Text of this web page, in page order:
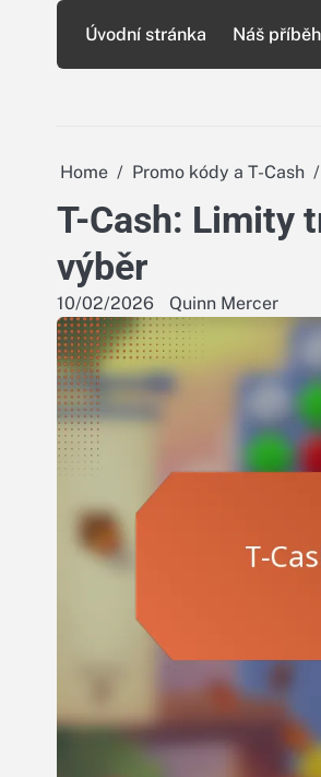
content
Úvodní stránka Náš příběh
Home Promo kódy a T-Cash
T-Cash: Limity
výběr
10/02/2026 Quinn Mercer